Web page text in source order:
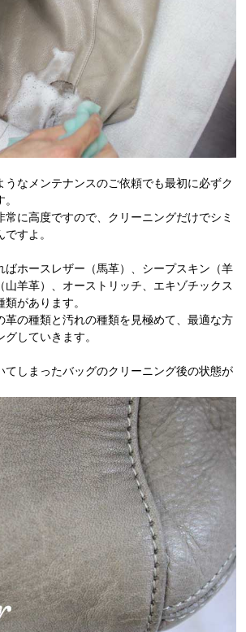
うなメンテナンスのご依頼でも最初に必ずク
常に高度ですので、クリーニングだけでシミ
すよ。
ばホースレザー（馬革）、シープスキン（羊
山羊革）、オーストリッチ、エキゾチックス
があります。
革の種類と汚れの種類を見極めて、最適な方
していきます。
てしまったバッグのクリーニング後の状態が